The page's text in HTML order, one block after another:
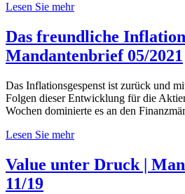
Lesen Sie mehr
Das freundliche
Mandantenbrief 05/2021
Das Inflationsgespenst ist zurück und
Folgen dieser Entwicklung für die
Wochen dominierte es an den
Lesen Sie mehr
Value unter Druck |
11/19